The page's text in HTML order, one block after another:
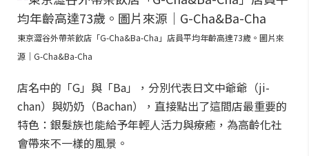
東京澀谷外帶茶飲店「G-Cha&Ba-Cha」店員平均年齡高達73歲。圖片來
源｜G-Cha&Ba-Cha
店名中的「G」與「Ba」，分別代表日文中爺爺（ji-
chan）與奶奶（Bachan），直接點出了這間店最重要的
特色：銀髮族也能給予年輕人活力與療癒，為高齡化社
會帶來不一樣的風景。